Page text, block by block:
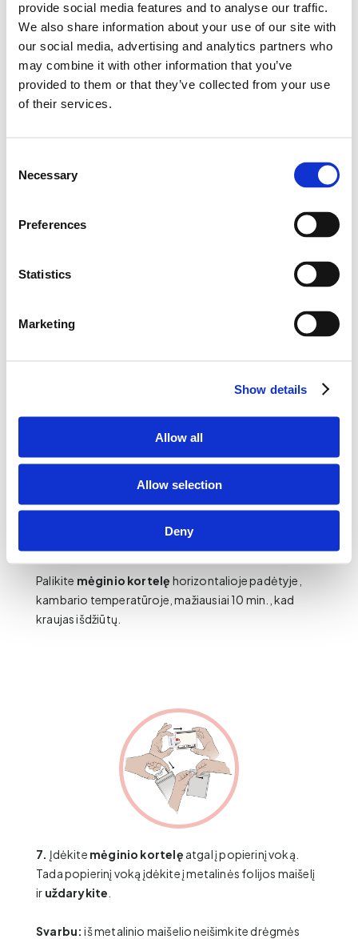
provide social media features and to analyse our traffic.
We also share information about your use of our site with
our social media, advertising and analytics partners who
may combine it with other information that you’ve
provided to them or that they’ve collected from your use
of their services.
Selection
Necessary
Preferences
Statistics
Marketing
Show details
Allow all
Allow selection
Deny
5.Nelieskite filtro popieriaus pirštais.
6.Kiekvieną apskritimą užpildykite atskirai
suformuotu kraujo lašu. Švelniai suspauskite pirštą ir
palaukite, kol kraujo lašas užpildys apskritimą. Jeigu
užpildyti, iš karto užlašinkite dar vieną kraujo lašą.
Palikite mėginio kortelę horizontalioje padėtyje,
kambario temperatūroje, mažiausiai 10 min., kad
kraujas išdžiūtų.
7. Įdėkite mėginio kortelę atgal į popierinį voką.
Tada popierinį voką įdėkite į metalinės folijos maišelį
ir uždarykite
Svarbu: iš metalinio maišelio neišimkite drėgmės